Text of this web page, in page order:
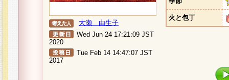
大瀬 由生子
Wed Jun 24 17:21:09 JST
2020
Tue Feb 14 14:47:07 JST
2017
火と包丁